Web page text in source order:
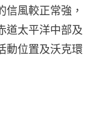
信風較正常強，
道太平洋中部及
動位置及沃克環